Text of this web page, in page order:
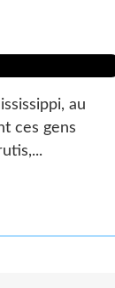
au
ces gens